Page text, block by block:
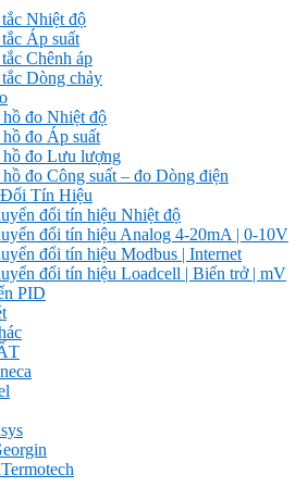
Nhiệt độ
Áp suất
Chênh áp
Dòng chảy
đo Nhiệt độ
đo Áp suất
đo Lưu lượng
đo Công suất – đo Dòng điện
Tín Hiệu
đổi tín hiệu Nhiệt độ
đổi tín hiệu Analog 4-20mA | 0-10V
đổi tín hiệu Modbus | Internet
đổi tín hiệu Loadcell | Biến trở | mV
PID
Termotech